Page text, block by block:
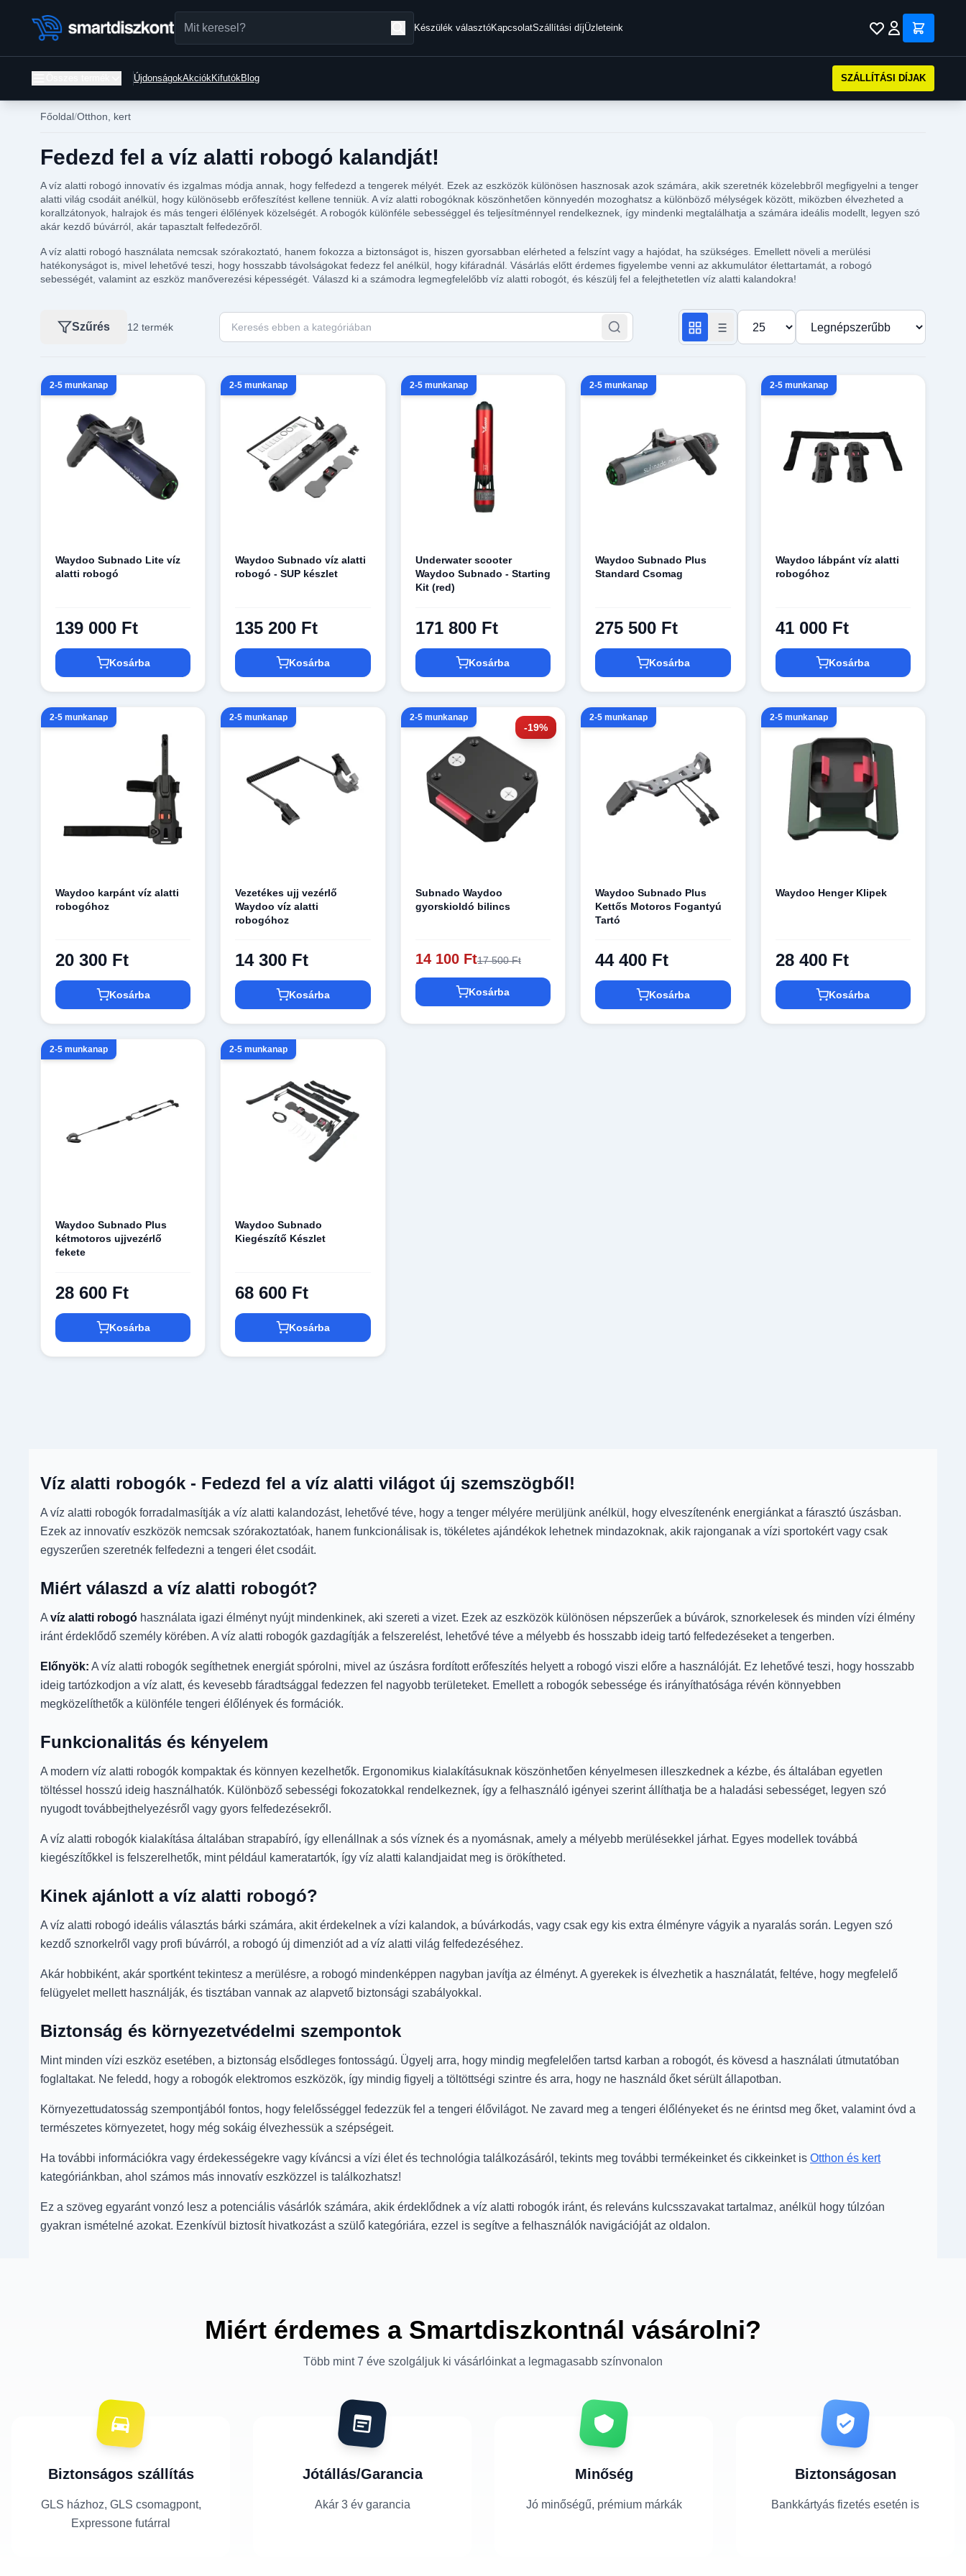
Készülék választóKapcsolatSzállítási díjÜzleteink
ÚjdonságokAkciókKifutókBlog SZÁLLÍTÁSI DÍJAK
Főoldal Otthon, kert
Fedezd fel a víz alatti robogó kalandját!
A víz alatti robogó innovatív és izgalmas módja annak, hogy felfedezd a tengerek mélyét. Ezek az eszközök különösen hasznosak azok számára, akik szeretnék közelebbről megfigyelni a tenger
alatti világ csodáit anélkül, hogy különösebb erőfeszítést kellene tenniük. A víz alatti robogóknak köszönhetően könnyedén mozoghatsz a különböző mélységek között, miközben élvezheted a
korallzátonyok, halrajok és más tengeri élőlények közelségét. A robogók különféle sebességgel és teljesítménnyel rendelkeznek, így mindenki megtalálhatja a számára ideális modellt, legyen szó
akár kezdő búvárról, akár tapasztalt felfedezőről.
A víz alatti robogó használata nemcsak szórakoztató, hanem fokozza a biztonságot is, hiszen gyorsabban elérheted a felszínt vagy a hajódat, ha szükséges. Emellett növeli a merülési
hatékonyságot is, mivel lehetővé teszi, hogy hosszabb távolságokat fedezz fel anélkül, hogy kifáradnál. Vásárlás előtt érdemes figyelembe venni az akkumulátor élettartamát, a robogó
sebességét, valamint az eszköz manőverezési képességét. Válaszd ki a számodra legmegfelelőbb víz alatti robogót, és készülj fel a felejthetetlen víz alatti kalandokra!
Szűrés 12 termék
Keresés ebben a kategóriában Termékek száma oldalanként
Rendezés
2-5 munkanap
Waydoo Subnado Lite víz
alatti robogó
139 000 Ft
Kosárba
2-5 munkanap
Waydoo Subnado víz alatti
robogó - SUP készlet
135 200 Ft
Kosárba
2-5 munkanap
Underwater scooter
Waydoo Subnado - Starting
Kit (red)
171 800 Ft
Kosárba
2-5 munkanap
Waydoo Subnado Plus
Standard Csomag
275 500 Ft
Kosárba
2-5 munkanap
Waydoo lábpánt víz alatti
robogóhoz
41 000 Ft
Kosárba
2-5 munkanap
Waydoo karpánt víz alatti
robogóhoz
20 300 Ft
Kosárba
2-5 munkanap
Vezetékes ujj vezérlő
Waydoo víz alatti
robogóhoz
14 300 Ft
Kosárba
-19%
2-5 munkanap
Subnado Waydoo
gyorskioldó bilincs
14 100 Ft17 500 Ft
Kosárba
2-5 munkanap
Waydoo Subnado Plus
Kettős Motoros Fogantyú
Tartó
44 400 Ft
Kosárba
2-5 munkanap
Waydoo Henger Klipek
28 400 Ft
Kosárba
2-5 munkanap
Waydoo Subnado Plus
kétmotoros ujjvezérlő
fekete
28 600 Ft
Kosárba
2-5 munkanap
Waydoo Subnado
Kiegészítő Készlet
68 600 Ft
Kosárba
Víz alatti robogók - Fedezd fel a víz alatti világot új szemszögből!
A víz alatti robogók forradalmasítják a víz alatti kalandozást, lehetővé téve, hogy a tenger mélyére merüljünk anélkül, hogy elveszítenénk energiánkat a fárasztó úszásban.
Ezek az innovatív eszközök nemcsak szórakoztatóak, hanem funkcionálisak is, tökéletes ajándékok lehetnek mindazoknak, akik rajonganak a vízi sportokért vagy csak
egyszerűen szeretnék felfedezni a tengeri élet csodáit.
Miért válaszd a víz alatti robogót?
A víz alatti robogó használata igazi élményt nyújt mindenkinek, aki szereti a vizet. Ezek az eszközök különösen népszerűek a búvárok, sznorkelesek és minden vízi élmény
iránt érdeklődő személy körében. A víz alatti robogók gazdagítják a felszerelést, lehetővé téve a mélyebb és hosszabb ideig tartó felfedezéseket a tengerben.
Előnyök: A víz alatti robogók segíthetnek energiát spórolni, mivel az úszásra fordított erőfeszítés helyett a robogó viszi előre a használóját. Ez lehetővé teszi, hogy hosszabb
ideig tartózkodjon a víz alatt, és kevesebb fáradtsággal fedezzen fel nagyobb területeket. Emellett a robogók sebessége és irányíthatósága révén könnyebben
megközelíthetők a különféle tengeri élőlények és formációk.
Funkcionalitás és kényelem
A modern víz alatti robogók kompaktak és könnyen kezelhetők. Ergonomikus kialakításuknak köszönhetően kényelmesen illeszkednek a kézbe, és általában egyetlen
töltéssel hosszú ideig használhatók. Különböző sebességi fokozatokkal rendelkeznek, így a felhasználó igényei szerint állíthatja be a haladási sebességet, legyen szó
nyugodt továbbejthelyezésről vagy gyors felfedezésekről.
A víz alatti robogók kialakítása általában strapabíró, így ellenállnak a sós víznek és a nyomásnak, amely a mélyebb merülésekkel járhat. Egyes modellek továbbá
kiegészítőkkel is felszerelhetők, mint például kameratartók, így víz alatti kalandjaidat meg is örökítheted.
Kinek ajánlott a víz alatti robogó?
A víz alatti robogó ideális választás bárki számára, akit érdekelnek a vízi kalandok, a búvárkodás, vagy csak egy kis extra élményre vágyik a nyaralás során. Legyen szó
kezdő sznorkelről vagy profi búvárról, a robogó új dimenziót ad a víz alatti világ felfedezéséhez.
Akár hobbiként, akár sportként tekintesz a merülésre, a robogó mindenképpen nagyban javítja az élményt. A gyerekek is élvezhetik a használatát, feltéve, hogy megfelelő
felügyelet mellett használják, és tisztában vannak az alapvető biztonsági szabályokkal.
Biztonság és környezetvédelmi szempontok
Mint minden vízi eszköz esetében, a biztonság elsődleges fontosságú. Ügyelj arra, hogy mindig megfelelően tartsd karban a robogót, és kövesd a használati útmutatóban
foglaltakat. Ne feledd, hogy a robogók elektromos eszközök, így mindig figyelj a töltöttségi szintre és arra, hogy ne használd őket sérült állapotban.
Környezettudatosság szempontjából fontos, hogy felelősséggel fedezzük fel a tengeri élővilágot. Ne zavard meg a tengeri élőlényeket és ne érintsd meg őket, valamint óvd a
természetes környezetet, hogy még sokáig élvezhessük a szépségeit.
Ha további információkra vagy érdekességekre vagy kíváncsi a vízi élet és technológia találkozásáról, tekints meg további termékeinket és cikkeinket is Otthon és kert
kategóriánkban, ahol számos más innovatív eszközzel is találkozhatsz!
Ez a szöveg egyaránt vonzó lesz a potenciális vásárlók számára, akik érdeklődnek a víz alatti robogók iránt, és releváns kulcsszavakat tartalmaz, anélkül hogy túlzóan
gyakran ismételné azokat. Ezenkívül biztosít hivatkozást a szülő kategóriára, ezzel is segítve a felhasználók navigációját az oldalon.
Miért érdemes a Smartdiszkontnál vásárolni?
Több mint 7 éve szolgáljuk ki vásárlóinkat a legmagasabb színvonalon
Biztonságos szállítás
GLS házhoz, GLS csomagpont,
Expressone futárral
Jótállás/Garancia
Akár 3 év garancia
Minőség
Jó minőségű, prémium márkák
Biztonságosan
Bankkártyás fizetés esetén is